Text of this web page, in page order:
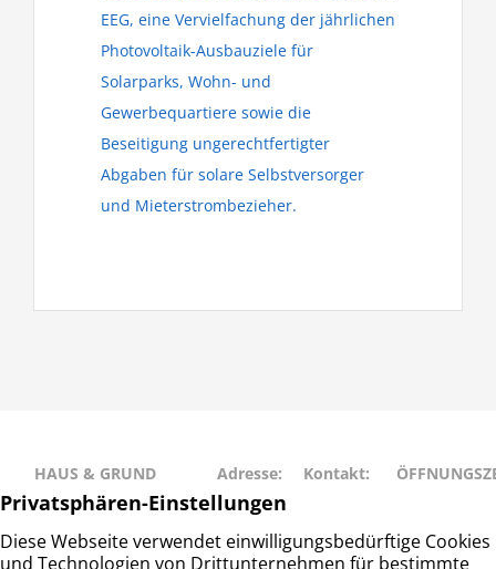
EEG, eine Vervielfachung der jährlichen
Photovoltaik-Ausbauziele für
Solarparks, Wohn- und
Gewerbequartiere sowie die
Beseitigung ungerechtfertigter
Abgaben für solare Selbstversorger
und Mieterstrombezieher.
HAUS & GRUND
RAHLSTEDT
Haus- und
Adresse:
Schweriner
Str. 27
Kontakt:
– 677 88 66 • Freitag: